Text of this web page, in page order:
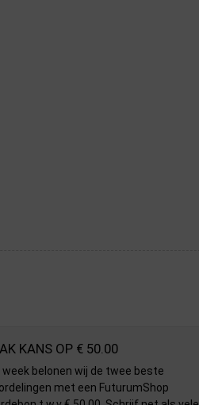
KANS OP € 50.00
week belonen wij de twee beste
met een FuturumShop